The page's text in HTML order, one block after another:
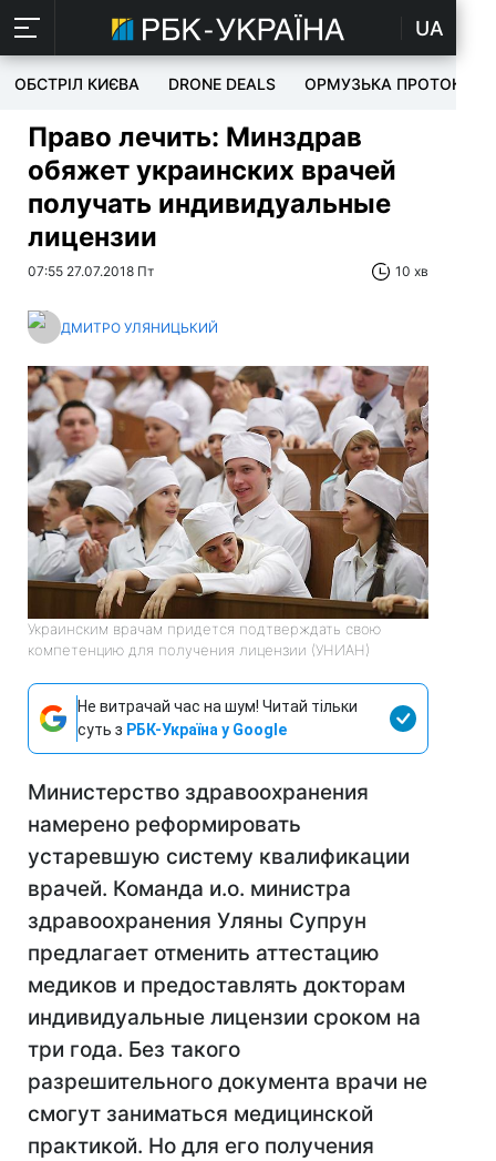
UA
ОБСТРІЛ КИЄВА DRONE DEALS ОРМУЗЬКА ПРОТОКА
Право лечить: Минздрав
обяжет украинских врачей
получать индивидуальные
лицензии
07:55 27.07.2018 Пт 10 хв
ДМИТРО УЛЯНИЦЬКИЙ
Украинским врачам придется подтверждать свою
компетенцию для получения лицензии (УНИАН)
Не витрачай час на шум! Читай тільки
суть з РБК-Україна у Google
Министерство здравоохранения
намерено реформировать
устаревшую систему квалификации
врачей. Команда и.о. министра
здравоохранения Уляны Супрун
предлагает отменить аттестацию
медиков и предоставлять докторам
индивидуальные лицензии сроком на
три года. Без такого
разрешительного документа врачи не
смогут заниматься медицинской
практикой. Но для его получения